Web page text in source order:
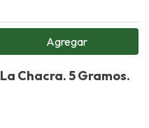
Agregar
Chacra. 5 Gramos.